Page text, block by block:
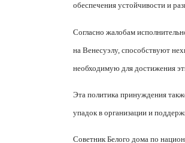
обеспечения устойчивости и
Согласно жалобам
на Венесуэлу, способствуют
необходимую для достижения
Эта политика принуждения
упадок в организации и
Советник Белого дома по